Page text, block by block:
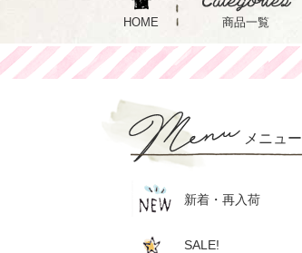
HOME 商品一覧
メニュー
新着・再入荷
SALE!